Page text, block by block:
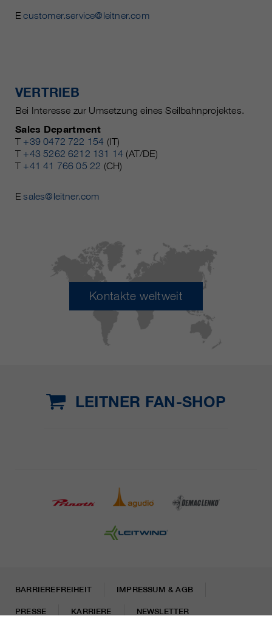
Ecustomer.service@leitner.com
VERTRIEB
Bei Interesse zur Umsetzung eines Seilbahnprojektes.
Sales Department
T +39 0472 722 154 (IT)
T +43 5262 6212 131 14 (AT/DE)
T +41 41 766 05 22 (CH)
Esales@leitner.com
Kontakte weltweit
LEITNER FAN-SHOP
BARRIEREFREIHEIT IMPRESSUM & AGB
PRESSE KARRIERE NEWSLETTER